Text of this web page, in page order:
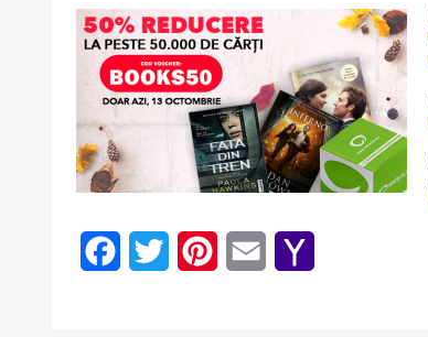
Facebook
Twitter PinterestEmail